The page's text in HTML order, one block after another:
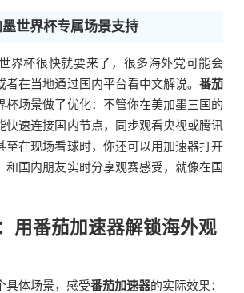
墨世界杯专属场景支持
界杯很快就要来了，很多海外党可能会
者在当地通过国内平台看中文解说。 番茄
杯场景做了优化：不管你在美加墨三国的
快速连接国内节点，同步观看央视或腾讯
至在现场看球时，你还可以用加速器打开
和国内朋友实时分享观赛感受，就像在国
用番茄加速器解锁海外观
具体场景，感受番茄加速器的实际效果：